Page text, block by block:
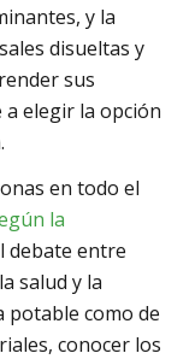
y la
disueltas y
sus
elegir la opción
en todo el
la
debate entre
salud y la
potable como de
conocer los